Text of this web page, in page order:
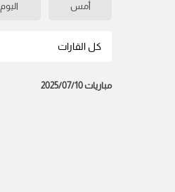
أمس اليوم
كل القارات
مباريات 2025/07/10